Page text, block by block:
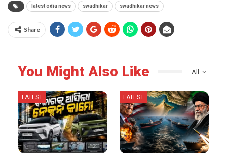
latest odia news swadhikar swadhikar news
Share
All
You Might Also Like
LATEST LATEST